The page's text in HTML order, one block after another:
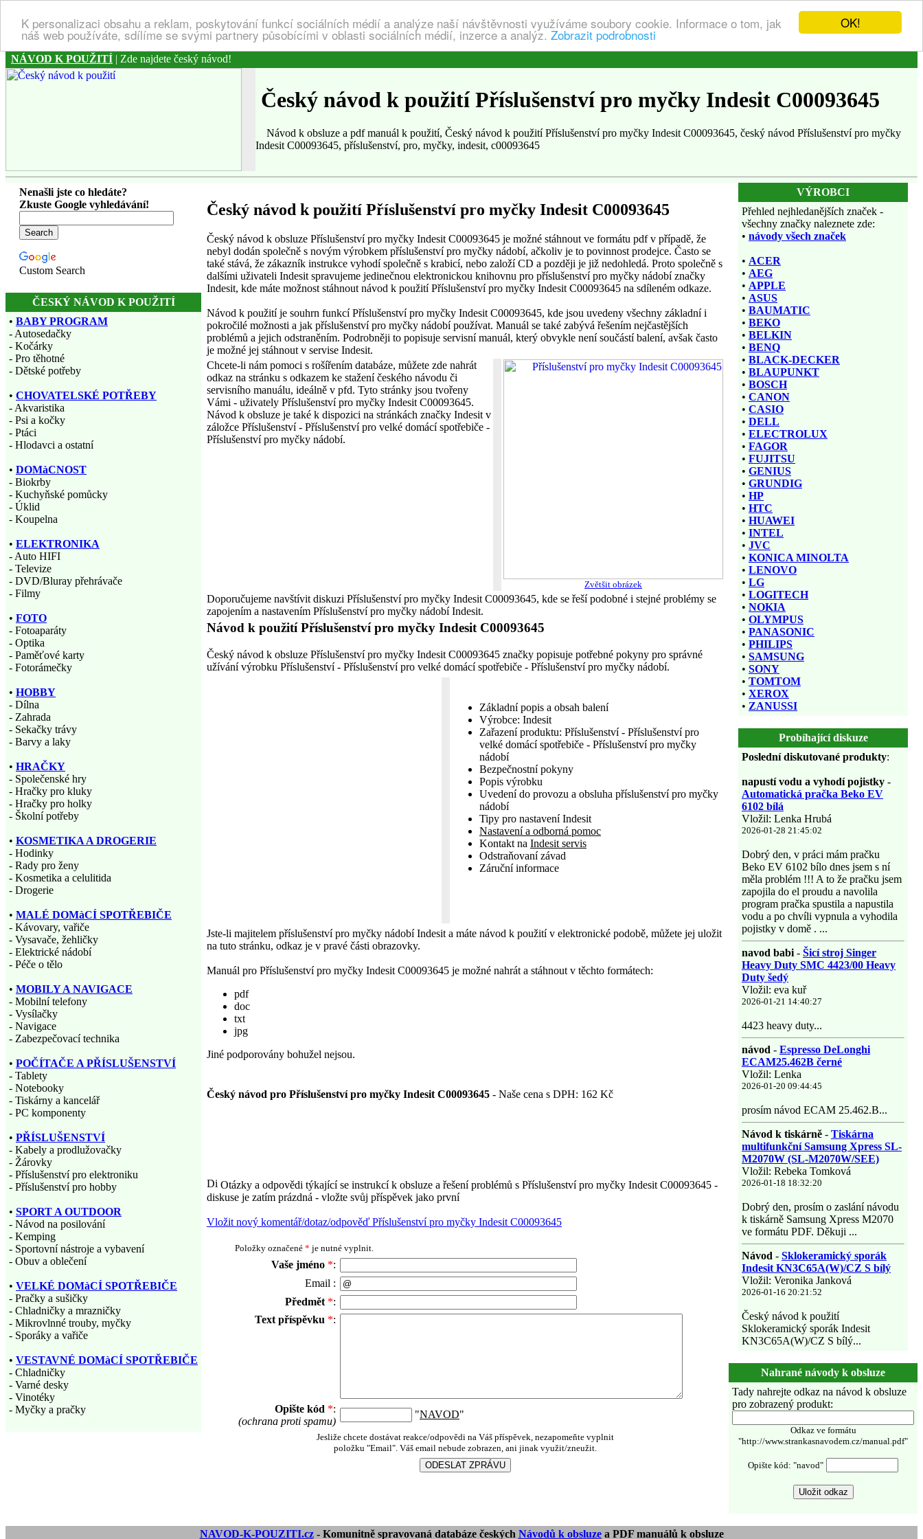
OK!
K personalizaci obsahu a reklam, poskytování funkcí sociálních médií a analýze naší návštěvnosti využíváme soubory cookie. Informace o tom, jak
náš web používáte, sdílíme se svými partnery působícími v oblasti sociálních médií, inzerce a analýz. Zobrazit podrobnosti
NÁVOD K POUŽITÍ | Zde najdete český návod!
Český návod k použití Příslušenství pro myčky Indesit C00093645
Návod k obsluze a pdf manuál k použití, Český návod k použití Příslušenství pro myčky Indesit C00093645, český návod Příslušenství pro myčky
Indesit C00093645, příslušenství, pro, myčky, indesit, c00093645
Český návod k použití Příslušenství pro myčky Indesit C00093645
Český návod k obsluze Příslušenství pro myčky Indesit C00093645 je možné stáhnout ve formátu pdf v případě, že
nebyl dodán společně s novým výrobkem příslušenství pro myčky nádobí, ačkoliv je to povinnost prodejce. Často se
také stává, že zákazník instrukce vyhodí společně s krabicí, nebo založí CD a později je již nedohledá. Proto společně s
dalšími uživateli Indesit spravujeme jedinečnou elektronickou knihovnu pro příslušenství pro myčky nádobí značky
Indesit, kde máte možnost stáhnout návod k použití Příslušenství pro myčky Indesit C00093645 na sdíleném odkaze.
Návod k použití je souhrn funkcí Příslušenství pro myčky Indesit C00093645, kde jsou uvedeny všechny základní i
pokročilé možnosti a jak příslušenství pro myčky nádobí používat. Manuál se také zabývá řešením nejčastějších
problémů a jejich odstraněním. Podrobněji to popisuje servisní manuál, který obvykle není součástí balení, avšak často
je možné jej stáhnout v servise Indesit.
Chcete-li nám pomoci s rošířením databáze, můžete zde nahrát
odkaz na stránku s odkazem ke stažení českého návodu či
servisního manuálu, ideálně v pfd. Tyto stránky jsou tvořeny
Vámi - uživately Příslušenství pro myčky Indesit C00093645.
Návod k obsluze je také k dispozici na stránkách značky Indesit v
záložce Příslušenství - Příslušenství pro velké domácí spotřebiče -
Příslušenství pro myčky nádobí.
Zvětšit obrázek
Doporučujeme navštívit diskuzi Příslušenství pro myčky Indesit C00093645, kde se řeší podobné i stejné problémy se
zapojením a nastavením Příslušenství pro myčky nádobí Indesit.
Návod k použití Příslušenství pro myčky Indesit C00093645
Český návod k obsluze Příslušenství pro myčky Indesit C00093645 značky popisuje potřebné pokyny pro správné
užívání výrobku Příslušenství - Příslušenství pro velké domácí spotřebiče - Příslušenství pro myčky nádobí.
Základní popis a obsah balení
Výrobce: Indesit
Zařazení produktu: Příslušenství - Příslušenství pro
velké domácí spotřebiče - Příslušenství pro myčky
nádobí
Bezpečnostní pokyny
Popis výrobku
Uvedení do provozu a obsluha příslušenství pro myčky
nádobí
Tipy pro nastavení Indesit
Nastavení a odborná pomoc
Kontakt na Indesit servis
Odstraňovaní závad
Záruční informace
Jste-li majitelem příslušenství pro myčky nádobí Indesit a máte návod k použití v elektronické podobě, můžete jej uložit
na tuto stránku, odkaz je v pravé části obrazovky.
Manuál pro Příslušenství pro myčky Indesit C00093645 je možné nahrát a stáhnout v těchto formátech:
pdf
doc
txt
jpg
Jiné podporovány bohužel nejsou.
Český návod pro Příslušenství pro myčky Indesit C00093645 - Naše cena s DPH: 162 Kč
Otázky a odpovědi týkající se instrukcí k obsluze a řešení problémů s Příslušenství pro myčky Indesit C00093645 -
diskuse je zatím prázdná - vložte svůj příspěvek jako první
Vložit nový komentář/dotaz/odpověď Příslušenství pro myčky Indesit C00093645
Položky označené * je nutné vyplnit.
Vaše jméno *:
Email :
Předmět *:
Text příspěvku *:
Opište kód *:
(ochrana proti spamu)
"NAVOD"
Jesliže chcete dostávat reakce/odpovědi na Váš příspěvek, nezapomeňte vyplnit
položku "Email". Váš email nebude zobrazen, ani jinak využit/zneužit.
Nenašli jste co hledáte?
Zkuste Google vyhledávání!
Custom Search
ČESKÝ NÁVOD K POUŽITÍ
• BABY PROGRAM
- Autosedačky
- Kočárky
- Pro těhotné
- Dětské potřeby
• CHOVATELSKÉ POTŘEBY
- Akvaristika
- Psi a kočky
- Ptáci
- Hlodavci a ostatní
• DOMàCNOST
- Biokrby
- Kuchyňské pomůcky
- Úklid
- Koupelna
• ELEKTRONIKA
- Auto HIFI
- Televize
- DVD/Bluray přehrávače
- Filmy
• FOTO
- Fotoaparáty
- Optika
- Paměťové karty
- Fotorámečky
• HOBBY
- Dílna
- Zahrada
- Sekačky trávy
- Barvy a laky
• HRAČKY
- Společenské hry
- Hračky pro kluky
- Hračky pro holky
- Školní potřeby
• KOSMETIKA A DROGERIE
- Hodinky
- Rady pro ženy
- Kosmetika a celulitida
- Drogerie
• MALÉ DOMàCÍ SPOTŘEBIČE
- Kávovary, vařiče
- Vysavače, žehličky
- Elektrické nádobí
- Péče o tělo
• MOBILY A NAVIGACE
- Mobilní telefony
- Vysílačky
- Navigace
- Zabezpečovací technika
• POČÍTAČE A PŘÍSLUŠENSTVÍ
- Tablety
- Notebooky
- Tiskárny a kancelář
- PC komponenty
• PŘÍSLUŠENSTVÍ
- Kabely a prodlužovačky
- Žárovky
- Příslušenství pro elektroniku
- Příslušenství pro hobby
• SPORT A OUTDOOR
- Návod na posilování
- Kemping
- Sportovní nástroje a vybavení
- Obuv a oblečení
• VELKÉ DOMàCÍ SPOTŘEBIČE
- Pračky a sušičky
- Chladničky a mrazničky
- Mikrovlnné trouby, myčky
- Sporáky a vařiče
• VESTAVNÉ DOMàCÍ SPOTŘEBIČE
- Chladničky
- Varné desky
- Vinotéky
- Myčky a pračky
VÝROBCI
Přehled nejhledanějších značek -
všechny značky naleznete zde:
• návody všech značek
• ACER
• AEG
• APPLE
• ASUS
• BAUMATIC
• BEKO
• BELKIN
• BENQ
• BLACK-DECKER
• BLAUPUNKT
• BOSCH
• CANON
• CASIO
• DELL
• ELECTROLUX
• FAGOR
• FUJITSU
• GENIUS
• GRUNDIG
• HP
• HTC
• HUAWEI
• INTEL
• JVC
• KONICA MINOLTA
• LENOVO
• LG
• LOGITECH
• NOKIA
• OLYMPUS
• PANASONIC
• PHILIPS
• SAMSUNG
• SONY
• TOMTOM
• XEROX
• ZANUSSI
Probíhající diskuze
Poslední diskutované produkty:
napustí vodu a vyhodí pojistky -
Automatická pračka Beko EV
6102 bílá
Vložil: Lenka Hrubá
2026-01-28 21:45:02
Dobrý den, v práci mám pračku
Beko EV 6102 bílo dnes jsem s ní
měla problém !!! A to že pračku jsem
zapojila do el proudu a navolila
program pračka spustila a napustila
vodu a po chvíli vypnula a vyhodila
pojistky v domě . ...
navod babi - Šicí stroj Singer
Heavy Duty SMC 4423/00 Heavy
Duty šedý
Vložil: eva kuř
2026-01-21 14:40:27
4423 heavy duty...
návod - Espresso DeLonghi
ECAM25.462B černé
Vložil: Lenka
2026-01-20 09:44:45
prosím návod ECAM 25.462.B...
Návod k tiskárně - Tiskárna
multifunkční Samsung Xpress SL-
M2070W (SL-M2070W/SEE)
Vložil: Rebeka Tomková
2026-01-18 18:32:20
Dobrý den, prosím o zaslání návodu
k tiskárně Samsung Xpress M2070
ve formátu PDF. Děkuji ...
Návod - Sklokeramický sporák
Indesit KN3C65A(W)/CZ S bílý
Vložil: Veronika Janková
2026-01-16 20:21:52
Český návod k použití
Sklokeramický sporák Indesit
KN3C65A(W)/CZ S bílý...
Nahrané návody k obsluze
Tady nahrejte odkaz na návod k obsluze
pro zobrazený produkt:
Odkaz ve formátu
"http://www.strankasnavodem.cz/manual.pdf"
Opište kód: "navod"
NAVOD-K-POUZITI.cz- Komunitně spravovaná databáze českých Návodů k obsluzea PDF manuálů k obsluze